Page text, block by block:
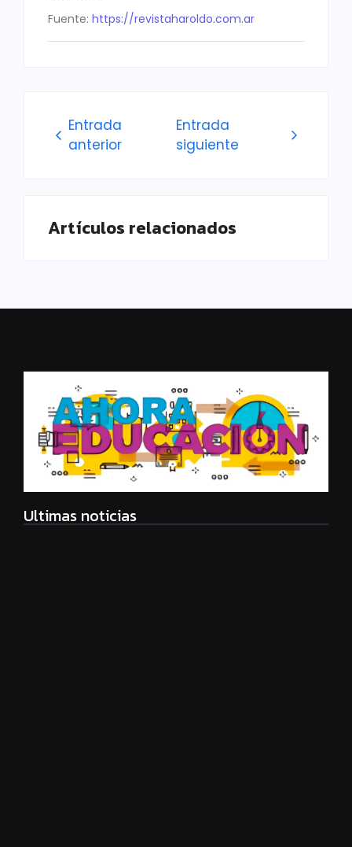
Fuente: https://revistaharoldo.com.ar
Entrada
anterior
Entrada
siguiente
Artículos relacionados
Ultimas noticias